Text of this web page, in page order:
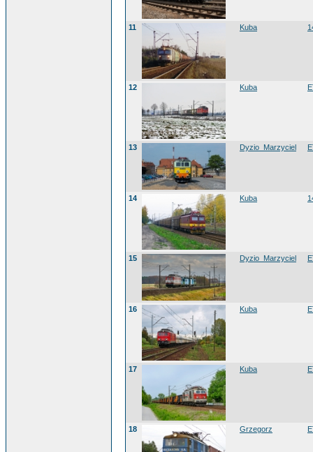
11 Kuba
12 Kuba
13 Dyzio_Marzyciel
14 Kuba
15 Dyzio_Marzyciel
16 Kuba
17 Kuba
18 Grzegorz